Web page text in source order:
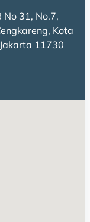
No 31, No.7,
Kota
11730